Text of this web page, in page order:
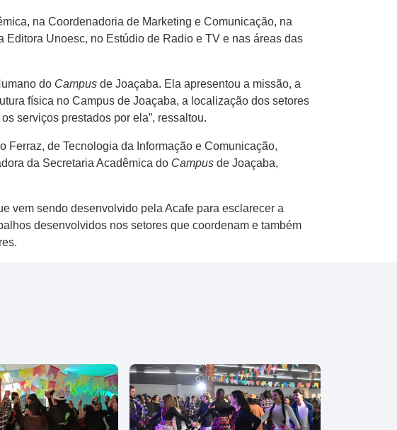
na Coordenadoria de Marketing e Comunicação, na
Unoesc, no Estúdio de Radio e TV e nas áreas das
do Campus de Joaçaba. Ela apresentou a missão, a
física no Campus de Joaçaba, a localização dos setores
serviços prestados por ela”, ressaltou.
Ferraz, de Tecnologia da Informação e Comunicação,
da Secretaria Acadêmica do Campus de Joaçaba,
vem sendo desenvolvido pela Acafe para esclarecer a
desenvolvidos nos setores que coordenam e também